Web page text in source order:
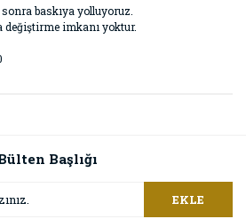
baskıya yolluyoruz.
değiştirme imkanı yoktur.
Başlığı
EKLE